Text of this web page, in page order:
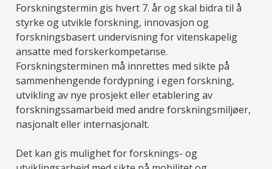
Forskningstermin gis hvert 7. år og skal bidra til å
styrke og utvikle forskning, innovasjon og
forskningsbasert undervisning for vitenskapelig
ansatte med forskerkompetanse.
Forskningsterminen må innrettes med sikte på
sammenhengende fordypning i egen forskning,
utvikling av nye prosjekt eller etablering av
forskningssamarbeid med andre forskningsmiljøer,
nasjonalt eller internasjonalt.
Det kan gis mulighet for forsknings- og